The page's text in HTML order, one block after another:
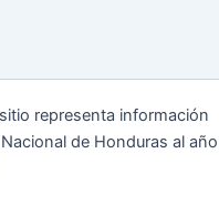
representa información
de Honduras al año